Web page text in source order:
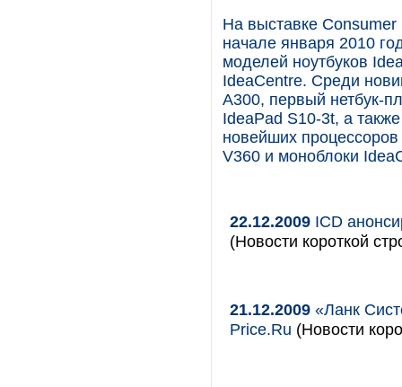
На выставке
начале января 2010
моделей ноутбуков
IdeaCentre. Среди
A300, первый нетбук-
IdeaPad S10-3t, а
новейших
V360 и моноблоки
22.12.2009 ICD
(Новости короткой
21.12.2009 «Ланк
Price.Ru (Новости